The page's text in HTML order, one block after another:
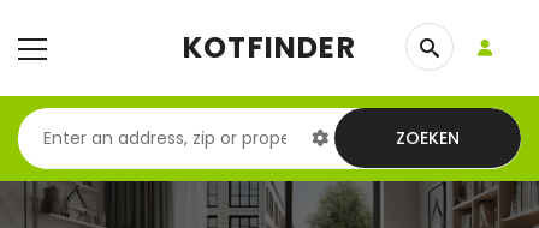
KOTFINDER
ZOEKEN